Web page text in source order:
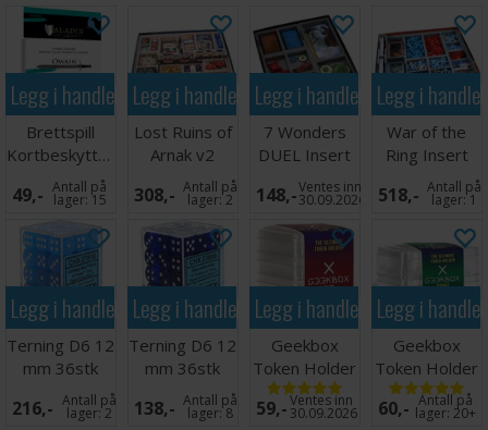
Legg i handlekurven
Brettspill
Kortbeskyttere
55 stk 80x80
49,- Antall på
lager: 15
Legg i handlekurven
Lost Ruins of
Arnak v2
Insert
308,- Antall på
lager:2
Legg i handlekurven
7 Wonders
DUEL Insert
V2
148,-Ventes inn
30.09.2026
Legg i
War of the
Ring Insert
518,- Antall på
lager:1
Legg i handlekurven
Terning D6 12
mm 36stk
Blå/hvit
Frosted
216,- Antall på
lager:2
Legg i handlekurven
Terning D6 12
mm 36stk
Blue/White
138,- Antall på
lager:8
Legg i handlekurven
Geekbox
Token Holder
Slim - 4 stk
59,-Ventes inn
30.09.2026
Legg i
Geekbox
Token Holder
Double - 2 stk
60,- Antall på
lager:20+